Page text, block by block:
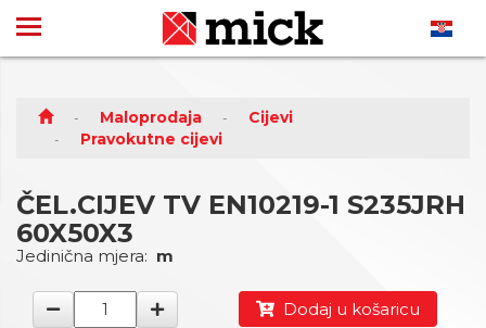
Maloprodaja
Cijevi
Pravokutne cijevi
ČEL.CIJEV TV EN10219-1 S235JRH
60X50X3
Jedinična mjera: m
Dodaj u košaricu